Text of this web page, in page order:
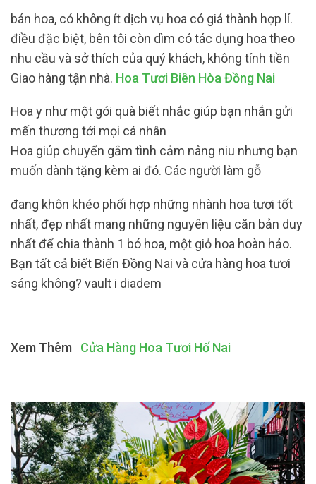
bán hoa, có không ít dịch vụ hoa có giá thành hợp lí.
điều đặc biệt, bên tôi còn dìm có tác dụng hoa theo
nhu cầu và sở thích của quý khách, không tính tiền
Giao hàng tận nhà. Hoa Tươi Biên Hòa Đồng Nai
Hoa y như một gói quà biết nhắc giúp bạn nhắn gửi
mến thương tới mọi cá nhân
Hoa giúp chuyển gắm tình cảm nâng niu nhưng bạn
muốn dành tặng kèm ai đó. Các người làm gỗ
đang khôn khéo phối hợp những nhành hoa tươi tốt
nhất, đẹp nhất mang những nguyên liệu căn bản duy
nhất để chia thành 1 bó hoa, một giỏ hoa hoàn hảo.
Bạn tất cả biết Biển Đồng Nai và cửa hàng hoa tươi
sáng không? vault i diadem
Xem Thêm Cửa Hàng Hoa Tươi Hố Nai